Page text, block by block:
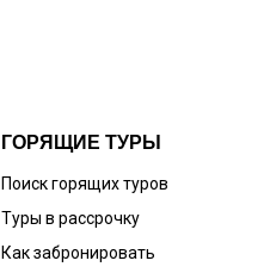
ГОРЯЩИЕ ТУРЫ
Поиск горящих туров
Туры в рассрочку
Как забронировать